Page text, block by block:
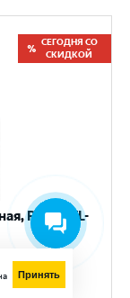
СЕГОДНЯ СО
СКИДКОЙ
R+ YTX7L-
Принять